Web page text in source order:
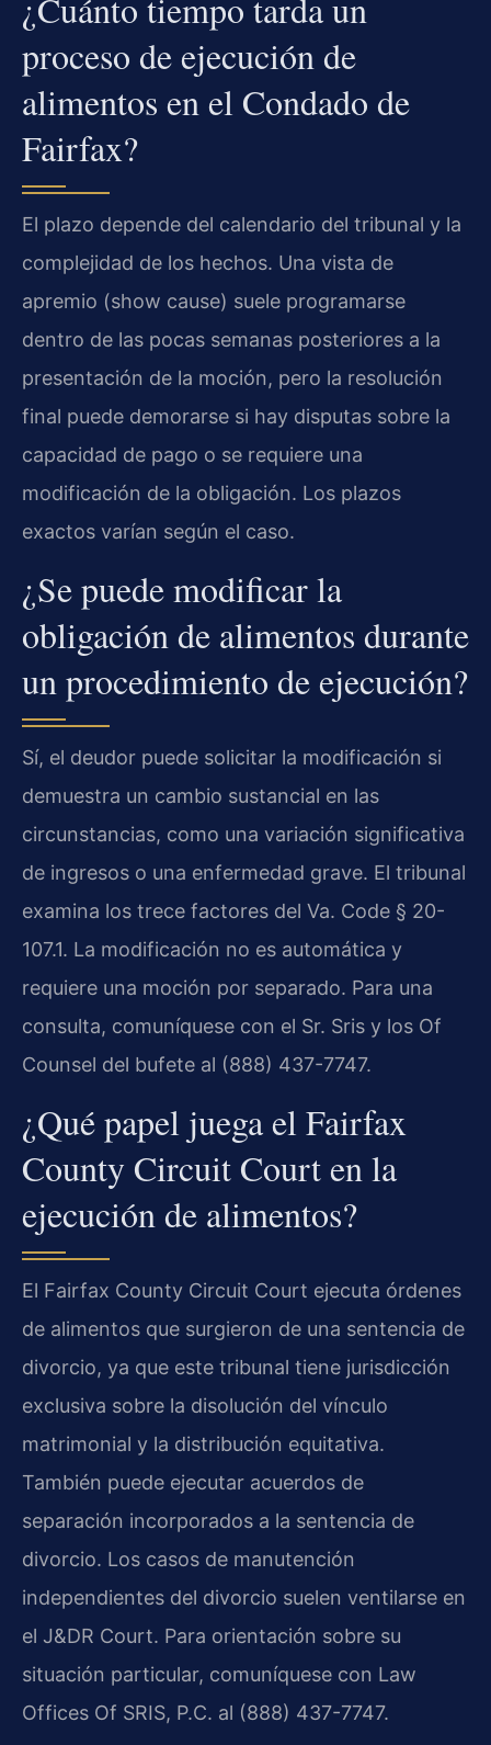
proceso de ejecución de
alimentos en el Condado de
Fairfax?
El plazo depende del calendario del tribunal y la
complejidad de los hechos. Una vista de
apremio (show cause) suele programarse
dentro de las pocas semanas posteriores a la
presentación de la moción, pero la resolución
final puede demorarse si hay disputas sobre la
capacidad de pago o se requiere una
modificación de la obligación. Los plazos
exactos varían según el caso.
¿Se puede modificar la
obligación de alimentos durante
un procedimiento de ejecución?
Sí, el deudor puede solicitar la modificación si
demuestra un cambio sustancial en las
circunstancias, como una variación significativa
de ingresos o una enfermedad grave. El tribunal
examina los trece factores del Va. Code § 20-
107.1. La modificación no es automática y
requiere una moción por separado. Para una
consulta, comuníquese con el Sr. Sris y los Of
Counsel del bufete al (888) 437-7747.
¿Qué papel juega el Fairfax
County Circuit Court en la
ejecución de alimentos?
El Fairfax County Circuit Court ejecuta órdenes
de alimentos que surgieron de una sentencia de
divorcio, ya que este tribunal tiene jurisdicción
exclusiva sobre la disolución del vínculo
matrimonial y la distribución equitativa.
También puede ejecutar acuerdos de
separación incorporados a la sentencia de
divorcio. Los casos de manutención
independientes del divorcio suelen ventilarse en
el J&DR Court. Para orientación sobre su
situación particular, comuníquese con Law
Offices Of SRIS, P.C. al (888) 437-7747.